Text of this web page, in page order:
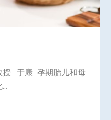
授 于康 孕期胎儿和母